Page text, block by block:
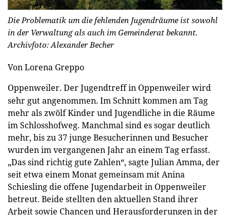
Die Problematik um die fehlenden Jugendräume ist sowohl
in der Verwaltung als auch im Gemeinderat bekannt.
Archivfoto: Alexander Becher
Von Lorena Greppo
Oppenweiler. Der Jugendtreff in Oppenweiler wird
sehr gut angenommen. Im Schnitt kommen am Tag
mehr als zwölf Kinder und Jugendliche in die Räume
im Schlosshofweg. Manchmal sind es sogar deutlich
mehr, bis zu 37 junge Besucherinnen und Besucher
wurden im vergangenen Jahr an einem Tag erfasst.
„Das sind richtig gute Zahlen“, sagte Julian Amma, der
seit etwa einem Monat gemeinsam mit Anina
Schiesling die offene Jugendarbeit in Oppenweiler
betreut. Beide stellten den aktuellen Stand ihrer
Arbeit sowie Chancen und Herausforderungen in der